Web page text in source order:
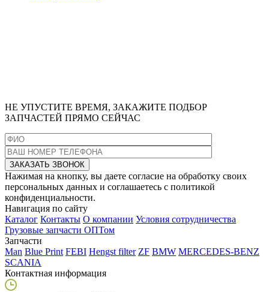
НЕ УПУСТИТЕ ВРЕМЯ, ЗАКАЖИТЕ ПОДБОР
ЗАПЧАСТЕЙ ПРЯМО СЕЙЧАС
Нажимая на кнопку, вы даете согласие на обработку своих
персональных данных и соглашаетесь с политикой
конфиденциальности.
Навигация по сайту
Каталог Контакты О компании Условия сотрудничества
Грузовые запчасти ОПТом
Запчасти
Man Blue Print FEBI Hengst filter ZF BMW MERCEDES-BENZ
SCANIA
Контактная информация